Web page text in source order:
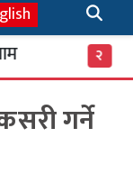
गर्ने